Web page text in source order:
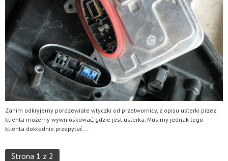
Zanim odkryjemy pordzewiałe wtyczki od przetwornicy, z opisu usterki przez
klienta możemy wywnioskować, gdzie jest usterka. Musimy jednak tego
klienta dokładnie przepytać...
Strona 1 z 2